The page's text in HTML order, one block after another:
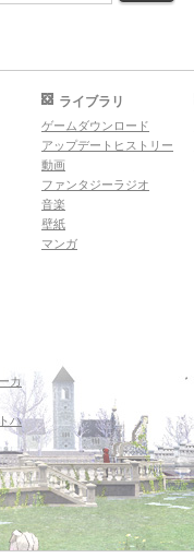
カ
ハ
ライブラリ
ゲームダウンロード
アップデートヒストリー
動画
ファンタジーラジオ
音楽
壁紙
マンガ